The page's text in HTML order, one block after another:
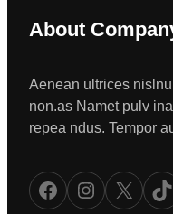
About
Aenean ultrices
non.as Namet pulv
repea ndus. Tempor
Facebook Instagram X TikTok